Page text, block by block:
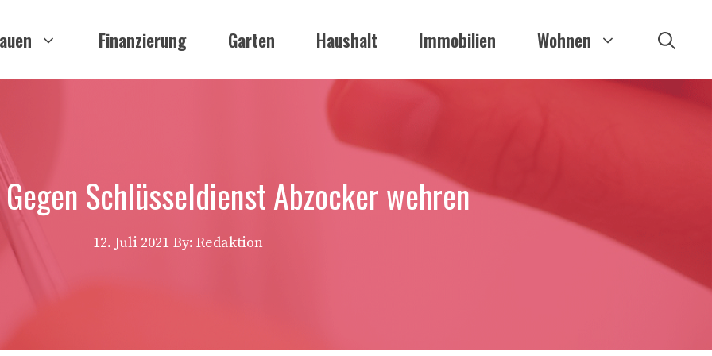
Finanzierung Garten Haushalt Immobilien Wohnen
Schlüsseldienst Abzocker wehren
12. Juli 2021 By: Redaktion